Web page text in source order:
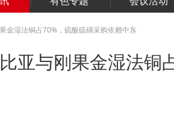
金湿法铜占70%，硫酸硫磺采购依赖中东
亚与刚果金湿法